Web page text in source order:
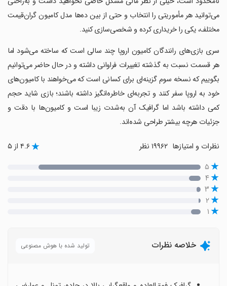
می‌توانید هر مأموریتی را انتخاب و حتی از بین ده‌ها مدل کامیون گران‌قیمت
مختلف، یکی را خریداری کرده و شخصی‌سازی کنید.
سری بازی‌های رانندگان کامیون اروپا چند سالی است که ساخته می‌شود اما
هر قسمت نسبت به گذشته تغییرات فراوانی داشته و در حال حاضر می‌توانیم
بگوییم که نسخه سوم گزینه‌ای برای کسانی است که می‌خواهند با کامیون‌های
خود به اروپا سفر کنند و تجربه‌ای خاطره‌انگیز داشته باشند؛ بازی شاید حجم
کمی داشته باشد اما گرافیک آن به‌شدت زیبا است و کامیون‌ها با دقت و
جزئیات هرچه بیشتر طراحی شده‌اند.
نظرات و امتیازها ۴.۶ از ۵
۵
۴
۳
۲
۱
خلاصه نظرات تولید شده با هوش مصنوعی